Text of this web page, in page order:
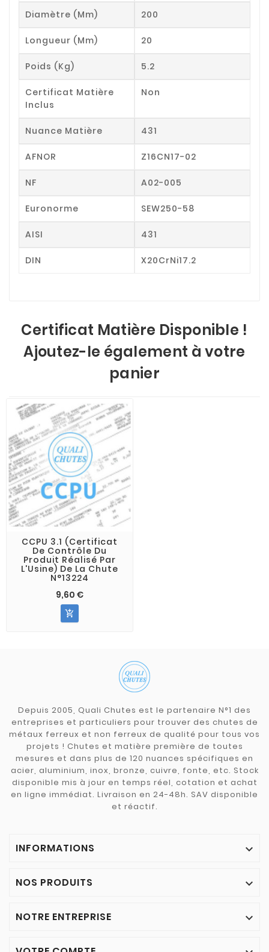
Diamètre (mm) 200
Longueur (mm) 20
Poids (kg) 5.2
Certificat Matière
Inclus
Non
Nuance Matière 431
AFNOR Z16CN17-02
NF A02-005
Euronorme SEW250-58
AISI 431
DIN X20CrNi17.2
Certificat Matière Disponible !
Ajoutez-le également à votre
panier
CCPU 3.1 (Certificat
De Contrôle Du
Produit Réalisé Par
L'Usine) De La Chute
N°13224
9,60 €

Depuis 2005, Quali Chutes est le partenaire N°1 des
entreprises et particuliers pour trouver des chutes de
métaux ferreux et non ferreux de qualité pour tous vos
projets ! Chutes et matière première de toutes
mesures et dans plus de 120 nuances spécifiques en
acier, aluminium, inox, bronze, cuivre, fonte, etc. Stock
disponible mis à jour en temps réel, cotation et achat
en ligne immédiat. Livraison en 24-48h. SAV disponible
et réactif.
INFORMATIONS 
NOS PRODUITS 
NOTRE ENTREPRISE 